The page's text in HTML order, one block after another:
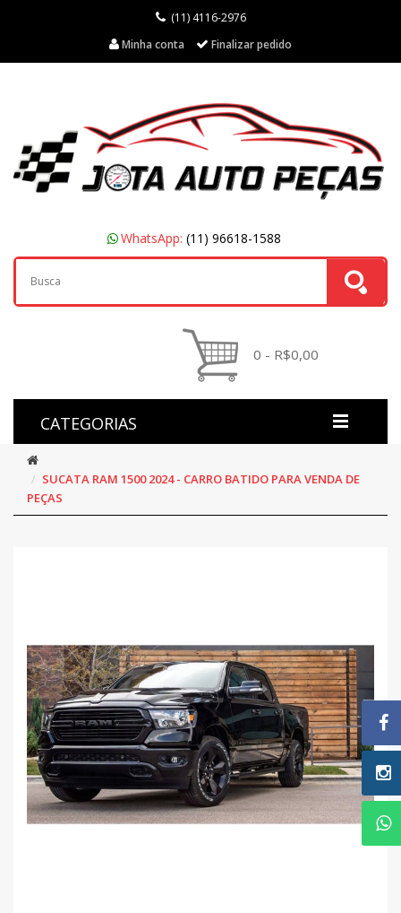
(11) 4116-2976
Minha conta
Finalizar pedido
WhatsApp: (11) 96618-1588
0 - R$0,00
CATEGORIAS
SUCATA RAM 1500 2024 - CARRO BATIDO PARA VENDA DE
PEÇAS